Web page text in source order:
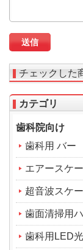
チェックした
カテゴリ
歯科院向け
歯科用 バー
エアースケ
超音波スケ
歯面清掃用
歯科用LED